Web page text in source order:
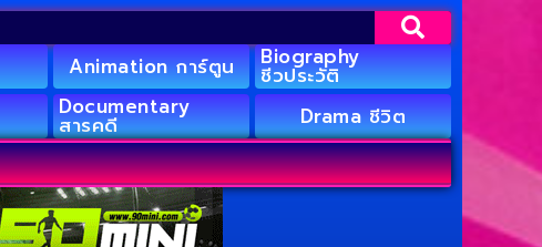
Animation การ์ตูน Biography
ชีวประวัติ
Documentary
สารคดี Drama ชีวิต